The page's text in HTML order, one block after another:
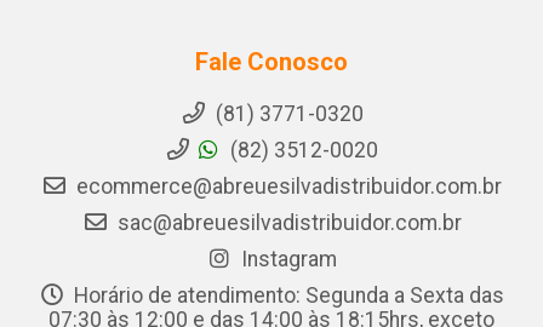
Fale Conosco
(81) 3771-0320
(82) 3512-0020
ecommerce@abreuesilvadistribuidor.com.br
sac@abreuesilvadistribuidor.com.br
Instagram
Horário de atendimento: Segunda a Sexta das
07:30 às 12:00 e das 14:00 às 18:15hrs, exceto